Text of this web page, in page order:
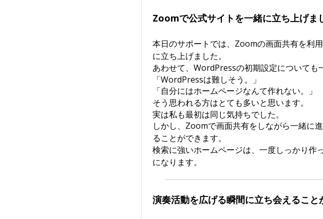
Zoomで公式サイトを一緒に立ち上げま
本日のサポートでは、Zoomの画面共有を利
に立ち上げました。
あわせて、WordPressの初期設定についても
「WordPressは難しそう。」
「自分にはホームページなんて作れない。」
そう思われる方はとても多いと思います。
実は私も最初は同じ気持ちでした。
しかし、Zoomで画面共有をしながら一緒に
ることができます。
検索に強いホームページは、一度しっかり作
になります。
演奏活動を広げる瞬間に立ち会えること